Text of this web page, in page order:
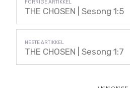
THE CHOSEN | Sesong 1:5
THE CHOSEN | Sesong 1:7